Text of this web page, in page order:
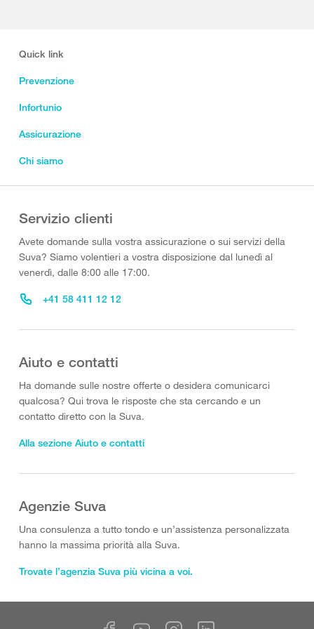
Quick link
Prevenzione
Infortunio
Assicurazione
Chi siamo
Servizio clienti
Avete domande sulla vostra assicurazione o sui servizi della
Suva? Siamo volentieri a vostra disposizione dal lunedì al
venerdì, dalle 8:00 alle 17:00.
+41 58 411 12 12
Aiuto e contatti
Ha domande sulle nostre offerte o desidera comunicarci
qualcosa? Qui trova le risposte che sta cercando e un
contatto diretto con la Suva.
Alla sezione Aiuto e contatti
Agenzie Suva
Una consulenza a tutto tondo e un’assistenza personalizzata
hanno la massima priorità alla Suva.
Trovate l’agenzia Suva più vicina a voi.